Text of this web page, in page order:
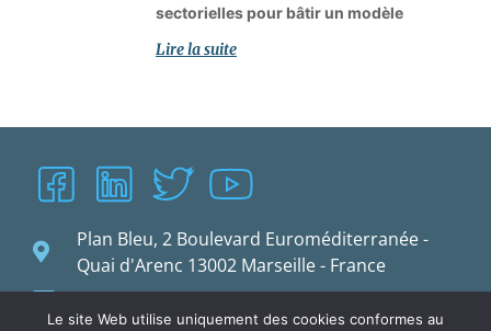
sectorielles pour bâtir un modèle
Lire la suite
Plan Bleu, 2 Boulevard Euroméditerranée -
Quai d'Arenc 13002 Marseille - France
planbleu@planbleu.org
Le site Web utilise uniquement des cookies conformes au